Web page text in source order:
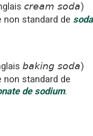
cream soda)
non standard de soda
baking soda)
non standard de
de sodium.